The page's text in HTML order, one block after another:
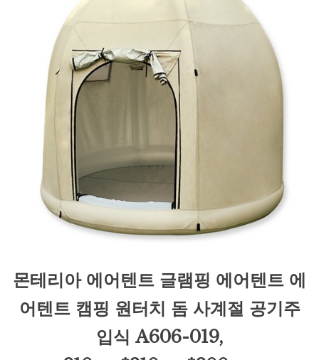
몬테리아 에어텐트 글램핑 에어텐트 에
어텐트 캠핑 원터치 돔 사계절 공기주
입식 A606-019,